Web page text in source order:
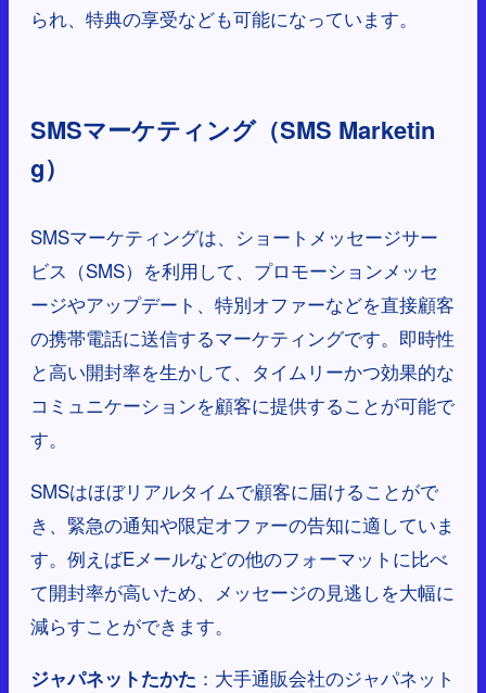
られ、特典の享受なども可能になっています。
SMSマーケティング（SMS Marketin
g）
SMSマーケティングは、ショートメッセージサー
ビス（SMS）を利用して、プロモーションメッセ
ージやアップデート、特別オファーなどを直接顧客
の携帯電話に送信するマーケティングです。即時性
と高い開封率を生かして、タイムリーかつ効果的な
コミュニケーションを顧客に提供することが可能で
す。
SMSはほぼリアルタイムで顧客に届けることがで
き、緊急の通知や限定オファーの告知に適していま
す。例えばEメールなどの他のフォーマットに比べ
て開封率が高いため、メッセージの見逃しを大幅に
減らすことができます。
ジャパネットたかた ：大手通販会社のジャパネット